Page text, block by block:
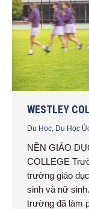
WESTLEY
Du Học, Du Học
NỀN GIÁO
COLLEGE
trường giáo
sinh và nữ
trường đã làm